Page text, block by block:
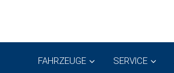
FAHRZEUGE SERVICE